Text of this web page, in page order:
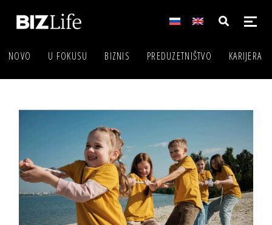
NOVO U FOKUSU BIZNIS PREDUZETNIŠTVO KARIJERA